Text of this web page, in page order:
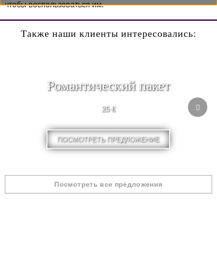
чтобы воспользоваться им.
Также наши клиенты интересовались:
Романтический пакет
25 €
ПОСМОТРЕТЬ ПРЕДЛОЖЕНИЕ
Посмотреть все предложения